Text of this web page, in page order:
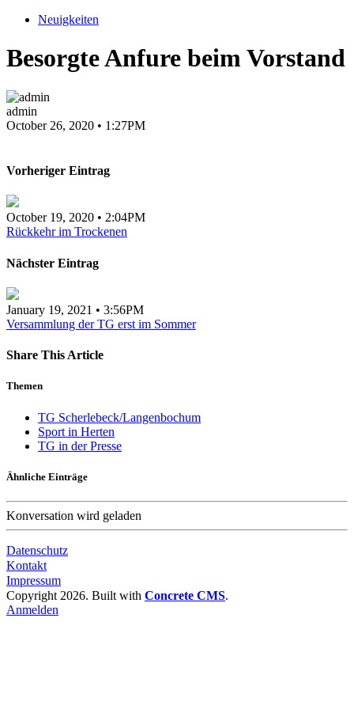
Neuigkeiten
Besorgte Anfure beim Vorstand
admin
October 26, 2020 • 1:27PM
Vorheriger Eintrag
October 19, 2020 • 2:04PM
Rückkehr im Trockenen
Nächster Eintrag
January 19, 2021 • 3:56PM
Versammlung der TG erst im Sommer
Share This Article
Themen
TG Scherlebeck/Langenbochum
Sport in Herten
TG in der Presse
Ähnliche Einträge
Konversation wird geladen
Datenschutz
Kontakt
Impressum
Copyright 2026. Built with Concrete CMS.
Anmelden